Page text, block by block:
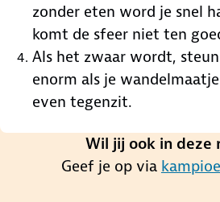
zonder eten word je snel
komt de sfeer niet ten
Als het zwaar wordt,
enorm als je
even tegenzit.
Wil jij ook in deze
Geef je op via